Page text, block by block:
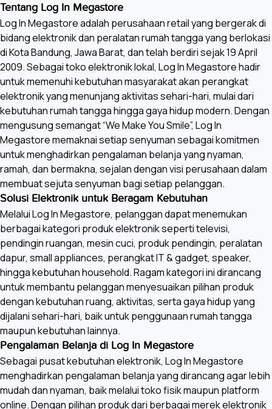
Tentang Log In Megastore
Log In Megastore adalah perusahaan retail yang bergerak di
bidang elektronik dan peralatan rumah tangga yang berlokasi
di Kota Bandung, Jawa Barat, dan telah berdiri sejak 19 April
2009. Sebagai toko elektronik lokal, Log In Megastore hadir
untuk memenuhi kebutuhan masyarakat akan perangkat
elektronik yang menunjang aktivitas sehari-hari, mulai dari
kebutuhan rumah tangga hingga gaya hidup modern. Dengan
mengusung semangat “We Make You Smile”, Log In
Megastore memaknai setiap senyuman sebagai komitmen
untuk menghadirkan pengalaman belanja yang nyaman,
ramah, dan bermakna, sejalan dengan visi perusahaan dalam
membuat sejuta senyuman bagi setiap pelanggan.
Solusi Elektronik untuk Beragam Kebutuhan
Melalui Log In Megastore, pelanggan dapat menemukan
berbagai kategori produk elektronik seperti televisi,
pendingin ruangan, mesin cuci, produk pendingin, peralatan
dapur, small appliances, perangkat IT & gadget, speaker,
hingga kebutuhan household. Ragam kategori ini dirancang
untuk membantu pelanggan menyesuaikan pilihan produk
dengan kebutuhan ruang, aktivitas, serta gaya hidup yang
dijalani sehari-hari, baik untuk penggunaan rumah tangga
maupun kebutuhan lainnya.
Pengalaman Belanja di Log In Megastore
Sebagai pusat kebutuhan elektronik, Log In Megastore
menghadirkan pengalaman belanja yang dirancang agar lebih
mudah dan nyaman, baik melalui toko fisik maupun platform
online. Dengan pilihan produk dari berbagai merek elektronik